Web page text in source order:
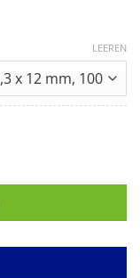
LEEREN